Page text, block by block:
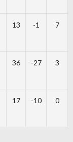
13 -1 7
36 -27 3
17 -10 0